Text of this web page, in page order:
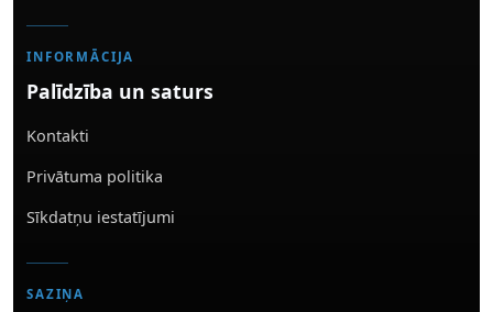
INFORMĀCIJA
Palīdzība un saturs
Kontakti
Privātuma politika
Sīkdatņu iestatījumi
SAZIŅA